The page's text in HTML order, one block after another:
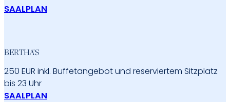
SAALPLAN
BERTHA’S
250 EUR inkl. Buffetangebot und reserviertem Sitzplatz
bis 23 Uhr
SAALPLAN